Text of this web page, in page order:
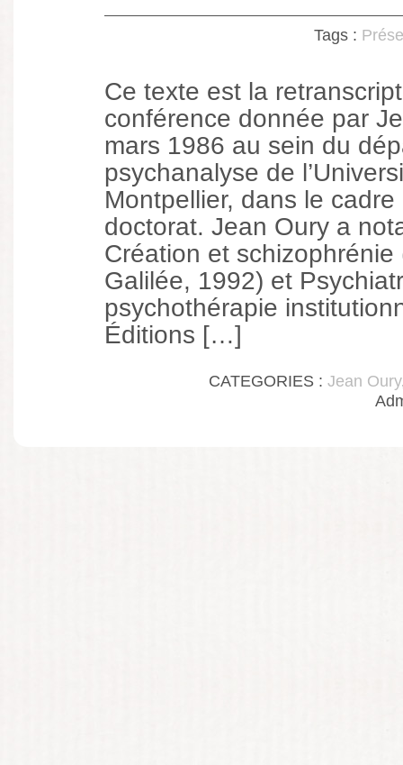
Tags :
Ce texte est la
conférence donnée par
mars 1986 au sein du
psychanalyse de
Montpellier, dans le
doctorat. Jean Oury a
Création et
Galilée, 1992) et
psychothérapie
Éditions […]
CATEGORIES : Jean Oury